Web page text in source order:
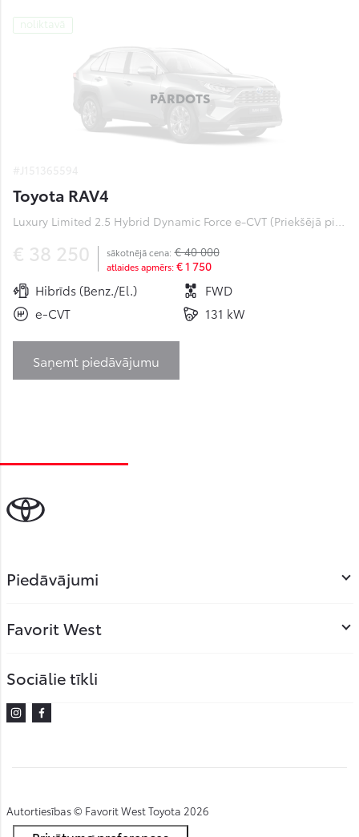
noliktavā
PĀRDOTS
Toyota RAV4
Luxury Limited 2.5 Hybrid Dynamic Force e-CVT (Priekšējā piedziņa) (131 kW)
€ 38 250 sākotnējā cena: € 40 000
atlaides apmērs: € 1 750
Hibrīds (Benz./El.)
FWD
e-CVT
131 kW
Saņemt piedāvājumu
Piedāvājumi
Favorit West
Sociālie tīkli
Instagram
Facebook
Autortiesības © Favorit West Toyota 2026